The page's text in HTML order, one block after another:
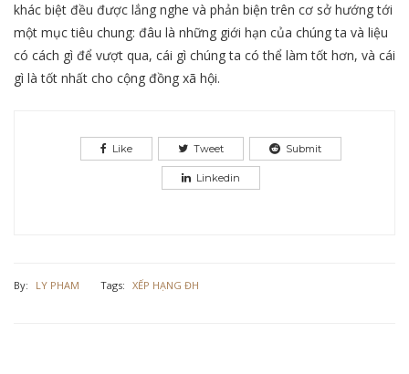
khác biệt đều được lắng nghe và phản biện trên cơ sở hướng tới
một mục tiêu chung: đâu là những giới hạn của chúng ta và liệu
có cách gì để vượt qua, cái gì chúng ta có thể làm tốt hơn, và cái
gì là tốt nhất cho cộng đồng xã hội.
Like Tweet Submit
Linkedin
By: LY PHAM Tags: XẾP HẠNG ĐH